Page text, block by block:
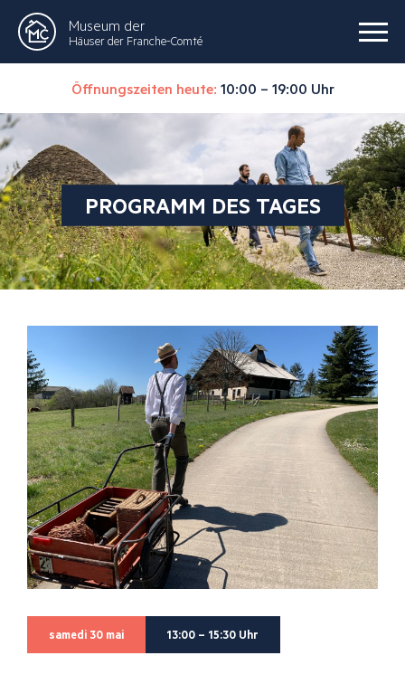
Museum der
Häuser der Franche-Comté
Öffnungszeiten heute: 10:00 – 19:00 Uhr
PROGRAMM DES TAGES
samedi 30 mai 13:00 – 15:30 Uhr